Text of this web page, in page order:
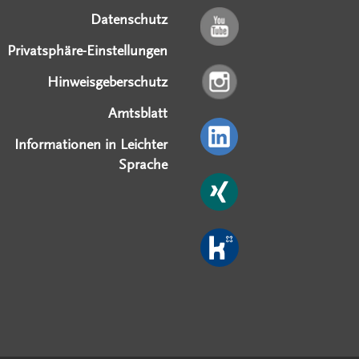
Datenschutz
Privatsphäre-Einstellungen
Hinweisgeberschutz
Amtsblatt
Informationen in Leichter
Sprache